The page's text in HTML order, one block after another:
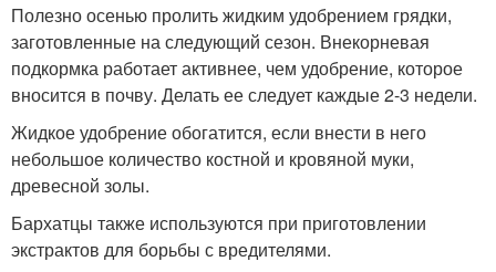
Полезно осенью пролить жидким удобрением грядки,
заготовленные на следующий сезон. Внекорневая
подкормка работает активнее, чем удобрение, которое
вносится в почву. Делать ее следует каждые 2-3 недели.
Жидкое удобрение обогатится, если внести в него
небольшое количество костной и кровяной муки,
древесной золы.
Бархатцы также используются при приготовлении
экстрактов для борьбы с вредителями.